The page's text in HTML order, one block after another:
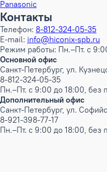
Panasonic
Контакты
Телефон: 8-812-324-05-35
E-mail: info@hiconix-spb.ru
Режим работы: Пн.–Пт. с
Основной офис
Санкт-Петербург, ул.
8-812-324-05-35
Пн.–Пт. с 9:00 до 18:00, без
Дополнительный офис
Санкт-Петербург, ул.
8-921-398-77-17
Пн.–Пт. с 9:00 до 18:00, без